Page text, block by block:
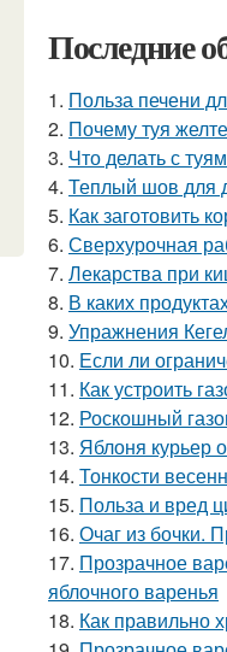
Последние
1. Польза печени
2. Почему туя
3. Что делать с
4. Теплый шов для
5. Как заготовить
6. Сверхурочная
7. Лекарства при
8. В каких
9. Упражнения
10. Если ли
11. Как устроить
12. Роскошный
13. Яблоня
14. Тонкости
15. Польза и вред
16. Очаг из бочки.
17. Прозрачное
яблочного варенья
18. Как правильно